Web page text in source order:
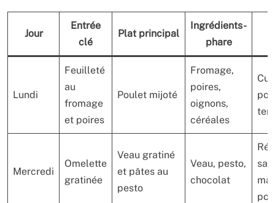
Jour
Entrée
clé
Plat principal
Ingrédients-
phare
Lundi
Feuilleté
au
fromage
et poires
Poulet mijoté
Fromage,
poires,
oignons,
céréales
Mercredi
Omelette
gratinée
Veau gratiné
et pâtes au
pesto
Veau, pesto,
chocolat